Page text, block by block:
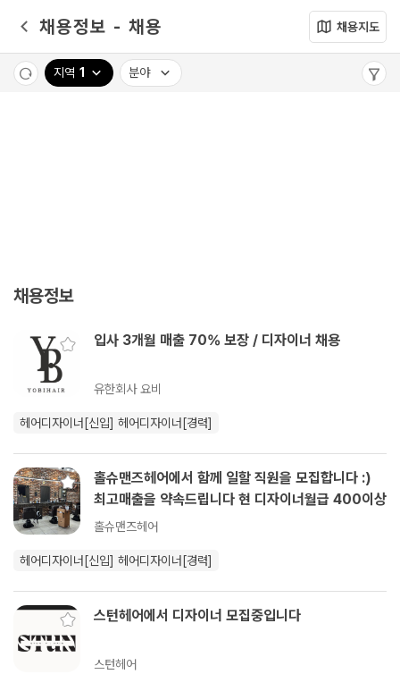
채용정보 - 채용 채용지도
지역 1 분야
채용정보
입사 3개월 매출 70% 보장 / 디자이너 채용
유한회사 요비
헤어디자이너[신입] 헤어디자이너[경력]
홀슈맨즈헤어에서 함께 일할 직원을 모집합니다 :)
최고매출을 약속드립니다 현 디자이너월급 400이상
홀슈맨즈헤어
헤어디자이너[신입] 헤어디자이너[경력]
스턴헤어에서 디자이너 모집중입니다
스턴헤어